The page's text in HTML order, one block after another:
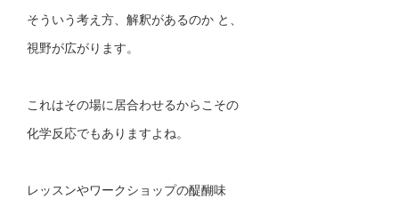
そういう考え方、解釈があるのか と、
視野が広がります。
これはその場に居合わせるからこその
化学反応でもありますよね。
レッスンやワークショップの醍醐味